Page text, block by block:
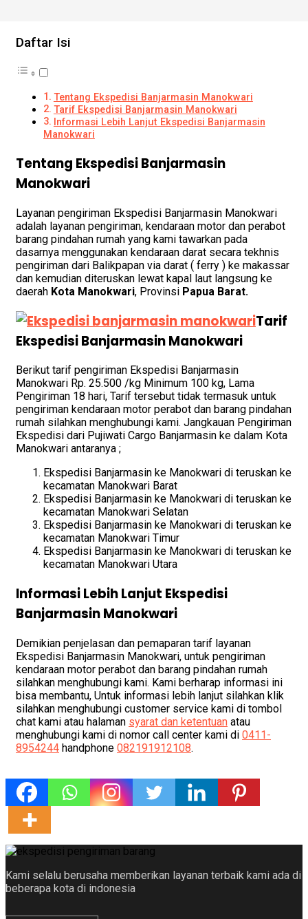
Daftar Isi
Tentang Ekspedisi Banjarmasin Manokwari
Tarif Ekspedisi Banjarmasin Manokwari
Informasi Lebih Lanjut Ekspedisi Banjarmasin
Manokwari
Tentang Ekspedisi Banjarmasin
Manokwari
Layanan pengiriman Ekspedisi Banjarmasin Manokwari
adalah layanan pengiriman, kendaraan motor dan perabot
barang pindahan rumah yang kami tawarkan pada
dasarnya menggunakan kendaraan darat secara tekhnis
pengiriman dari Balikpapan via darat ( ferry ) ke makassar
dan kemudian diteruskan lewat kapal laut langsung ke
daerah Kota Manokwari, Provinsi Papua Barat.
Tarif
Ekspedisi Banjarmasin Manokwari
Berikut tarif pengiriman Ekspedisi Banjarmasin
Manokwari Rp. 25.500 /kg Minimum 100 kg, Lama
Pengiriman 18 hari, Tarif tersebut tidak termasuk untuk
pengiriman kendaraan motor perabot dan barang pindahan
rumah silahkan menghubungi kami. Jangkauan Pengiriman
Ekspedisi dari Pujiwati Cargo Banjarmasin ke dalam Kota
Manokwari antaranya ;
Ekspedisi Banjarmasin ke Manokwari di teruskan ke
kecamatan Manokwari Barat
Ekspedisi Banjarmasin ke Manokwari di teruskan ke
kecamatan Manokwari Selatan
Ekspedisi Banjarmasin ke Manokwari di teruskan ke
kecamatan Manokwari Timur
Ekspedisi Banjarmasin ke Manokwari di teruskan ke
kecamatan Manokwari Utara
Informasi Lebih Lanjut Ekspedisi
Banjarmasin Manokwari
Demikian penjelasan dan pemaparan tarif layanan
Ekspedisi Banjarmasin Manokwari, untuk pengiriman
kendaraan motor perabot dan barang pindahan rumah
silahkan menghubungi kami. Kami berharap informasi ini
bisa membantu, Untuk informasi lebih lanjut silahkan klik
silahkan menghubungi customer service kami di tombol
chat kami atau halaman syarat dan ketentuan atau
menghubungi kami di nomor call center kami di 0411-
8954244 handphone 082191912108.
Kami selalu berusaha memberikan layanan terbaik kami ada di
beberapa kota di indonesia